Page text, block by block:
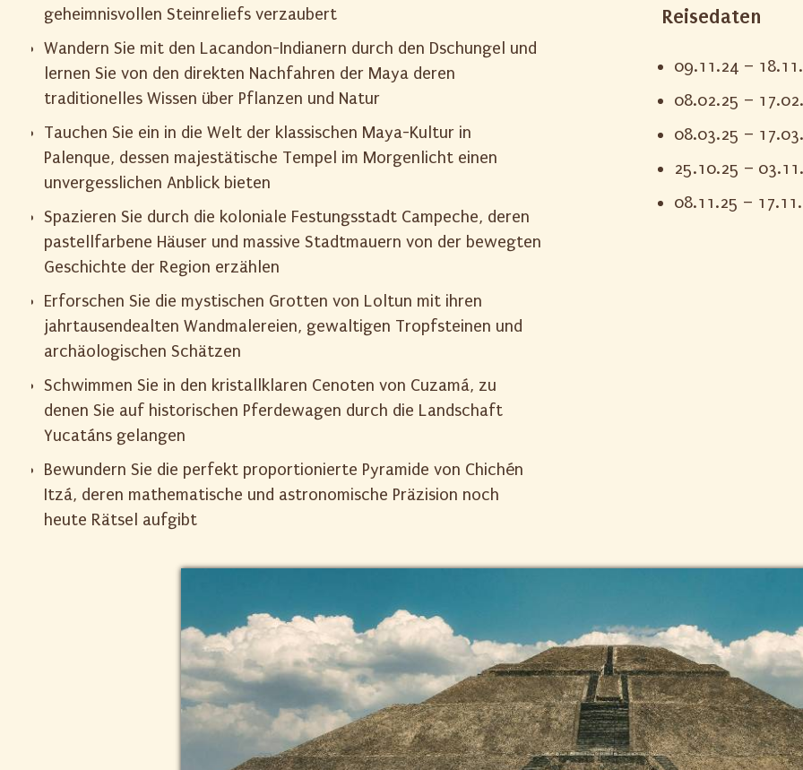
geheimnisvollen Steinreliefs verzaubert
Wandern Sie mit den Lacandon-Indianern durch den Dschungel und
lernen Sie von den direkten Nachfahren der Maya deren
traditionelles Wissen über Pflanzen und Natur
Tauchen Sie ein in die Welt der klassischen Maya-Kultur in
Palenque, dessen majestätische Tempel im Morgenlicht einen
unvergesslichen Anblick bieten
Spazieren Sie durch die koloniale Festungsstadt Campeche, deren
pastellfarbene Häuser und massive Stadtmauern von der bewegten
Geschichte der Region erzählen
Erforschen Sie die mystischen Grotten von Loltun mit ihren
jahrtausendealten Wandmalereien, gewaltigen Tropfsteinen und
archäologischen Schätzen
Schwimmen Sie in den kristallklaren Cenoten von Cuzamá, zu
denen Sie auf historischen Pferdewagen durch die Landschaft
Yucatáns gelangen
Bewundern Sie die perfekt proportionierte Pyramide von Chichén
Itzá, deren mathematische und astronomische Präzision noch
heute Rätsel aufgibt
Reisedaten
09.11.24 –
08.02.25 –
08.03.25 –
25.10.25 –
08.11.25 –